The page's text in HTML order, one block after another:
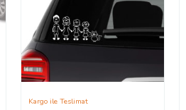
Kargo ile Teslimat